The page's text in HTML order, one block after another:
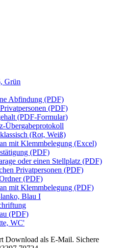
Grün
Abfindung (PDF)
(PDF)
(PDF-Formular)
Übergabeprotokoll
(Rot, Weiß)
mit Klemmbelegung (Excel)
(PDF)
oder einen Stellplatz (PDF)
Privatpersonen (PDF)
(PDF)
mit Klemmbelegung (PDF)
Blau I
(PDF)
WC'
Download als E-Mail. Sichere